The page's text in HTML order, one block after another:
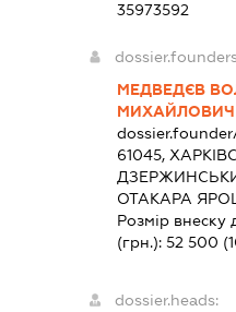
35973592
МЕДВЕДЄВ
МИХАЙЛОВИЧ
61045,
ОТАКАРА
Розмір внеску
(грн.):52 500
dossier.heads: